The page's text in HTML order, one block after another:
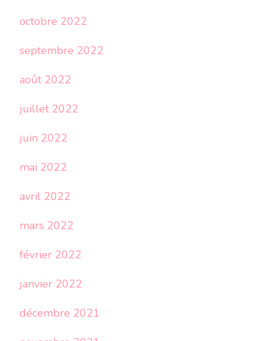
octobre 2022
septembre 2022
août 2022
juillet 2022
juin 2022
mai 2022
avril 2022
mars 2022
février 2022
janvier 2022
décembre 2021